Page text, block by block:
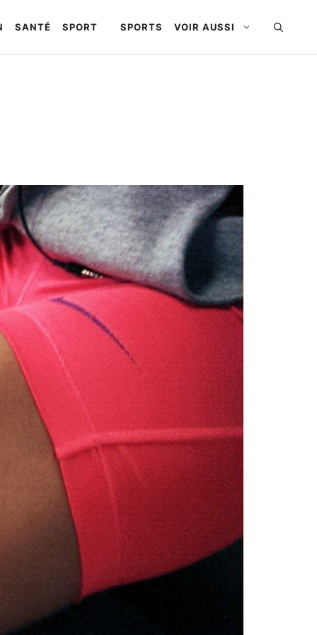
SANTÉ SPORT SPORTS VOIR AUSSI